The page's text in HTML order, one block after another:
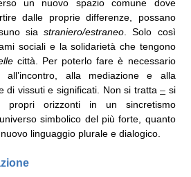
un nuovo spazio comune dove
dalle proprie differenze, possano
siastraniero/estraneo . Solo così
sociali e la solidarietà che tengono
città. Per poterlo fare è necessario
all’incontro, alla mediazione e alla
di vissuti e significati. Non si tratta– si
orizzonti in un sincretismo
simbolico del più forte, quanto
linguaggio plurale e dialogico.